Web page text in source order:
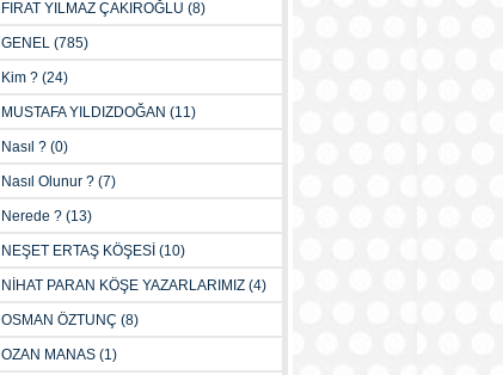
FIRAT YILMAZ ÇAKIROĞLU (8)
GENEL (785)
Kim ? (24)
MUSTAFA YILDIZDOĞAN (11)
Nasıl ? (0)
Nasıl Olunur ? (7)
Nerede ? (13)
NEŞET ERTAŞ KÖŞESİ (10)
NİHAT PARAN KÖŞE YAZARLARIMIZ (4)
OSMAN ÖZTUNÇ (8)
OZAN MANAS (1)